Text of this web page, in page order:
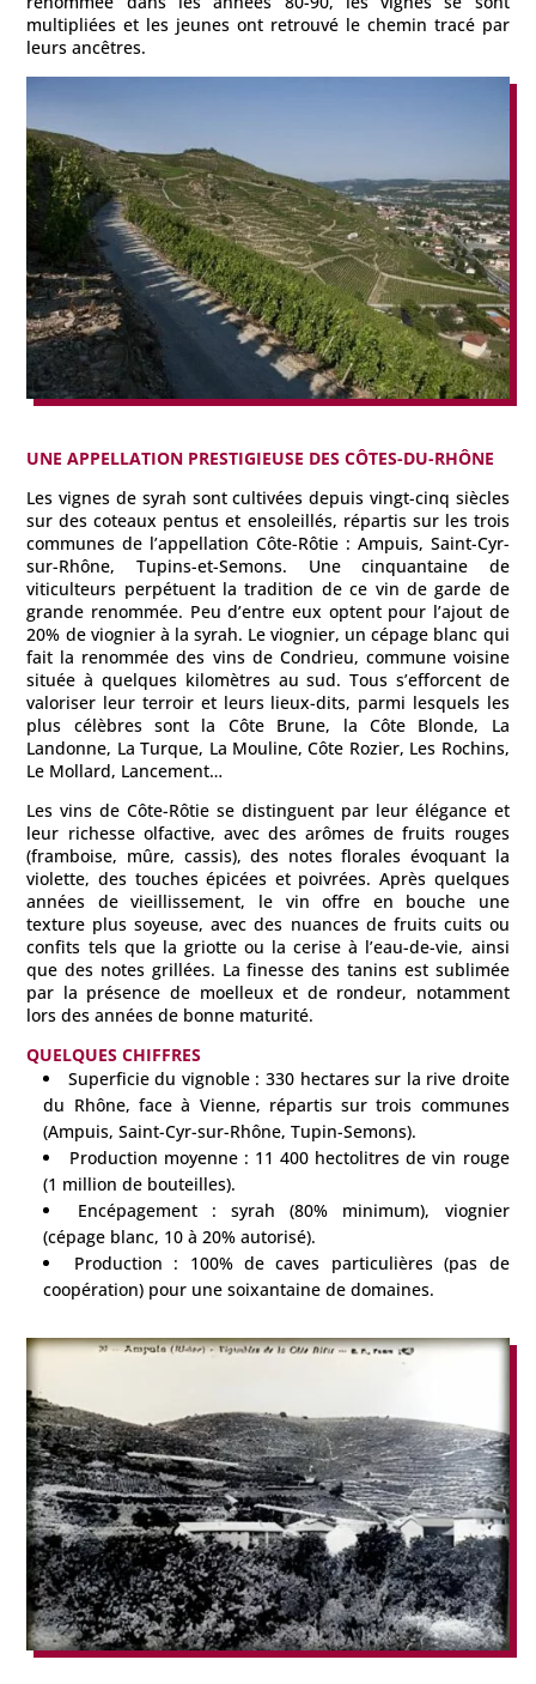
multipliées et les jeunes ont retrouvé le chemin tracé par
leurs ancêtres.
UNE APPELLATION PRESTIGIEUSE DES CÔTES-DU-RHÔNE
Les vignes de syrah sont cultivées depuis vingt-cinq siècles
sur des coteaux pentus et ensoleillés, répartis sur les trois
communes de l’appellation Côte-Rôtie : Ampuis, Saint-Cyr-
sur-Rhône, Tupins-et-Semons. Une cinquantaine de
viticulteurs perpétuent la tradition de ce vin de garde de
grande renommée. Peu d’entre eux optent pour l’ajout de
20% de viognier à la syrah. Le viognier, un cépage blanc qui
fait la renommée des vins de Condrieu, commune voisine
située à quelques kilomètres au sud. Tous s’efforcent de
valoriser leur terroir et leurs lieux-dits, parmi lesquels les
plus célèbres sont la Côte Brune, la Côte Blonde, La
Landonne, La Turque, La Mouline, Côte Rozier, Les Rochins,
Le Mollard, Lancement…
Les vins de Côte-Rôtie se distinguent par leur élégance et
leur richesse olfactive, avec des arômes de fruits rouges
(framboise, mûre, cassis), des notes florales évoquant la
violette, des touches épicées et poivrées. Après quelques
années de vieillissement, le vin offre en bouche une
texture plus soyeuse, avec des nuances de fruits cuits ou
confits tels que la griotte ou la cerise à l’eau-de-vie, ainsi
que des notes grillées. La finesse des tanins est sublimée
par la présence de moelleux et de rondeur, notamment
lors des années de bonne maturité.
QUELQUES CHIFFRES
Superficie du vignoble : 330 hectares sur la rive droite
du Rhône, face à Vienne, répartis sur trois communes
(Ampuis, Saint-Cyr-sur-Rhône, Tupin-Semons).
Production moyenne : 11 400 hectolitres de vin rouge
(1 million de bouteilles).
Encépagement : syrah (80% minimum), viognier
(cépage blanc, 10 à 20% autorisé).
Production : 100% de caves particulières (pas de
coopération) pour une soixantaine de domaines.